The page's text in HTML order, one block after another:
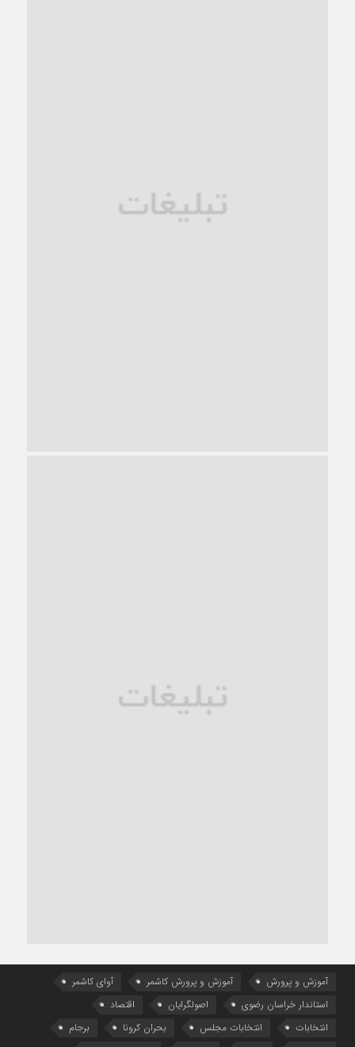
آموزش و پرورش آموزش و پرورش کاشمر
آوای کاشمر
استاندار خراسان رضوی
اصولگرایان
اقتصاد
انتخابات
انتخابات مجلس بحران کرونا
برجام